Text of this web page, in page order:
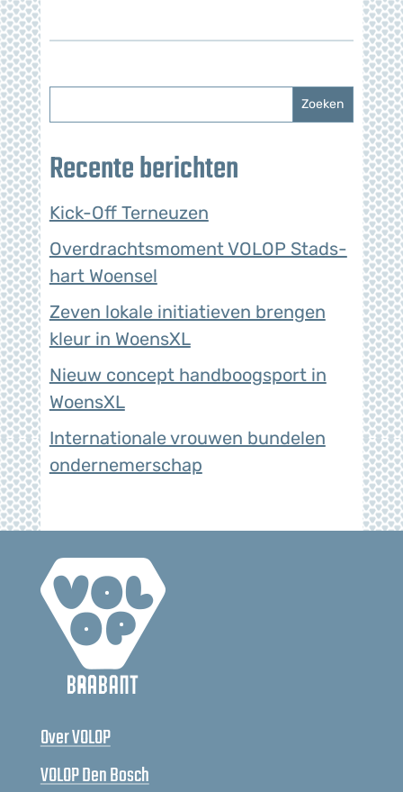
Recente berichten
Kick-Off Terneuzen
Overdrachtsmoment VOLOP Stads-
hart Woensel
Zeven lokale initiatieven brengen
kleur in WoensXL
Nieuw concept handboogsport in
WoensXL
Internationale vrouwen bundelen
ondernemerschap
Over VOLOP
VOLOP Den Bosch